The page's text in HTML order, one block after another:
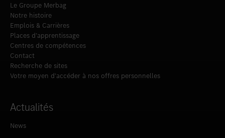
Le Groupe Merbag
Notre histoire
Emplois & Carrières
Places d’apprentissage
Centres de compétences
Contact
Recherche de sites
Votre moyen d‘accéder à nos offres personnelles
Actualités
News